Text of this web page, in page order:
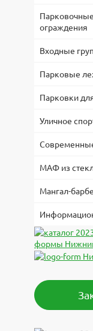
ограждения
Входные
Парковые
Парковки
Уличное
МАФ из
Мангал-